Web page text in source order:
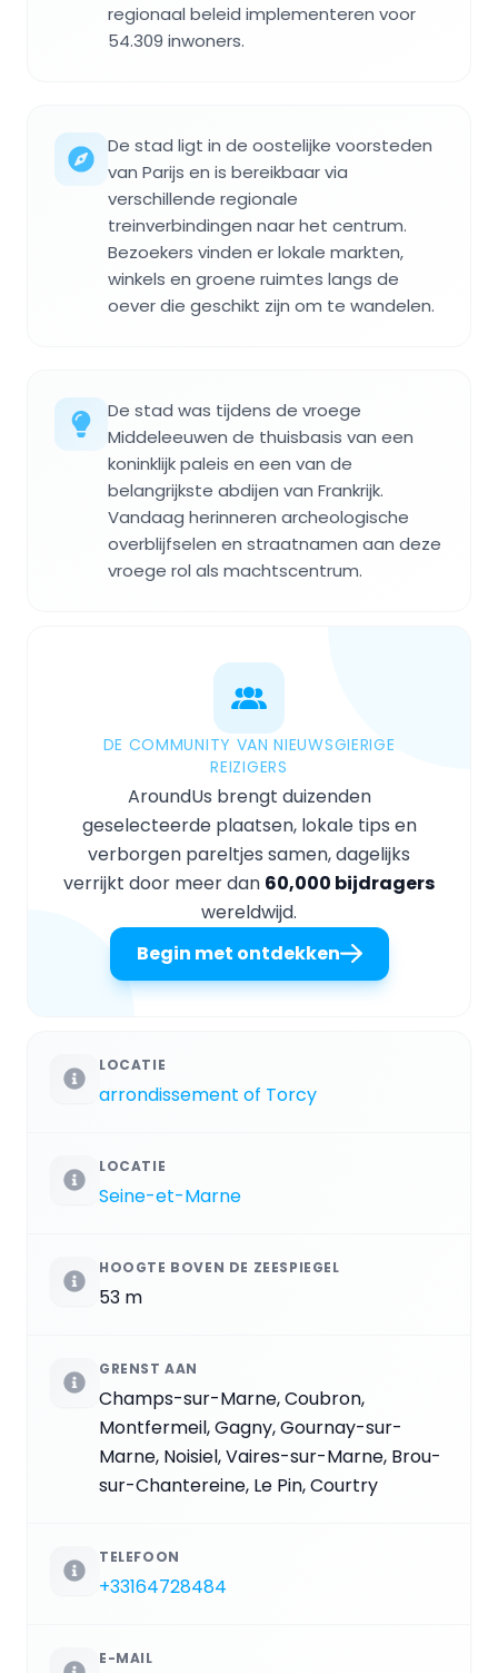
regionaal beleid implementeren voor
54.309 inwoners.
De stad ligt in de oostelijke voorsteden
van Parijs en is bereikbaar via
verschillende regionale
treinverbindingen naar het centrum.
Bezoekers vinden er lokale markten,
winkels en groene ruimtes langs de
oever die geschikt zijn om te wandelen.
De stad was tijdens de vroege
Middeleeuwen de thuisbasis van een
koninklijk paleis en een van de
belangrijkste abdijen van Frankrijk.
Vandaag herinneren archeologische
overblijfselen en straatnamen aan deze
vroege rol als machtscentrum.
DE COMMUNITY VAN NIEUWSGIERIGE
REIZIGERS
AroundUs brengt duizenden
geselecteerde plaatsen, lokale tips en
verborgen pareltjes samen, dagelijks
verrijkt door meer dan 60,000 bijdragers
wereldwijd.
Begin met ontdekken
LOCATIE
arrondissement of Torcy
LOCATIE
Seine-et-Marne
HOOGTE BOVEN DE ZEESPIEGEL
53 m
GRENST AAN
Champs-sur-Marne, Coubron,
Montfermeil, Gagny, Gournay-sur-
Marne, Noisiel, Vaires-sur-Marne, Brou-
sur-Chantereine, Le Pin, Courtry
TELEFOON
+33164728484
E-MAIL